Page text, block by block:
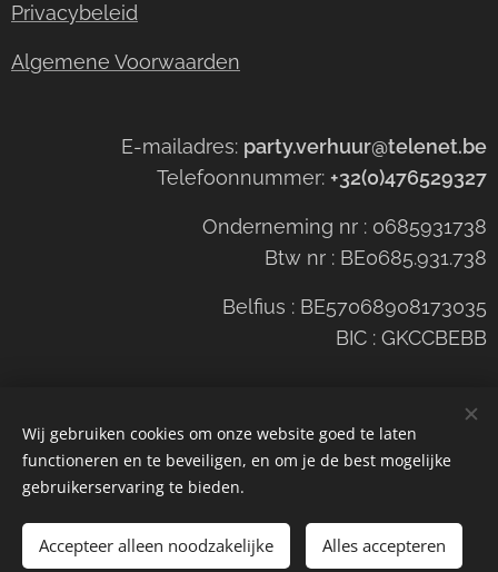
Toevoegen aan de winkelwagen
Privacybeleid
Algemene Voorwaarden
E-mailadres: party.verhuur@telenet.be
Telefoonnummer: +32(0)476529327
Onderneming nr : 0685931738
Btw nr : BE0685.931.738
Belfius : BE57068908173035
BIC : GKCCBEBB
Cookies
Wij gebruiken cookies om onze website goed te laten
functioneren en te beveiligen, en om je de best mogelijke
gebruikerservaring te bieden.
Accepteer alleen noodzakelijke Alles accepteren